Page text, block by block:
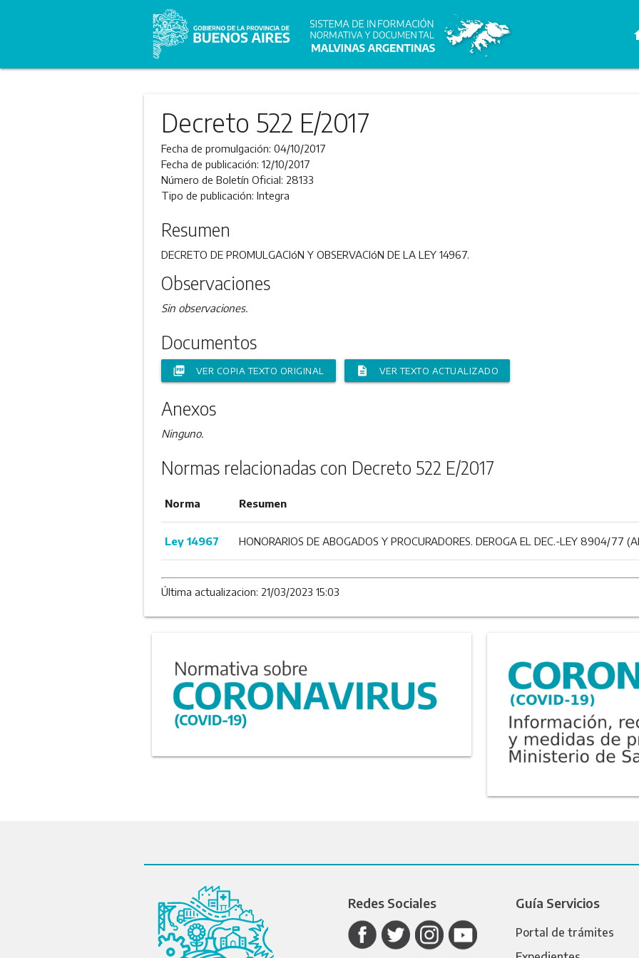
Decreto 522 E/2017
Fecha de promulgación: 04/10/2017
Fecha de publicación: 12/10/2017
Número de Boletín Oficial: 28133
Tipo de publicación: Integra
Resumen
DECRETO DE PROMULGACIóN Y OBSERVACIóN DE LA LEY 14967.
Observaciones
Sin observaciones.
Documentos
picture_as_pdf VER COPIA TEXTO ORIGINAL description VER TEXTO ACTUALIZADO
Anexos
Ninguno.
Normas relacionadas con Decreto 522 E/2017
Norma Resumen
Ley 14967 HONORARIOS DE ABOGADOS Y PROCURADORES. DEROGA EL DEC.-LEY 8904/77
Última actualizacion: 21/03/2023 15:03
Redes Sociales Guía Servicios
Portal de trámites